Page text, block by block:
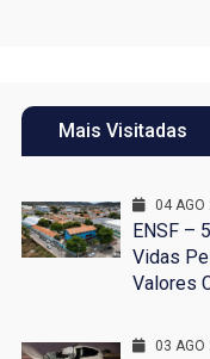
Mais Visitadas
04 AGO
ENSF –
Vidas
Valores
03 AGO